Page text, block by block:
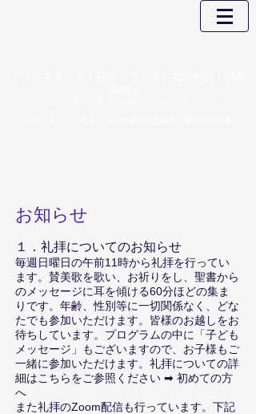
お知らせ
１．礼拝についてのお知らせ
毎週 日曜日の午前11時から礼拝を行ってい
ます。賛美歌を歌い、お祈りをし、聖書から
のメッセージに耳を傾ける60分ほどの集ま
りです。年齢、性別等に一切関係なく、どな
たでも参加いただけます。皆様のお越しをお
待ちしています。プログラムの中に「子ども
メッセージ」もございますので、お子様もご
一緒に参加いただけます。礼拝についての詳
細はこちらをご参照ください ➡ 初めての方
へ
また礼拝のZoom配信も行っています。下記